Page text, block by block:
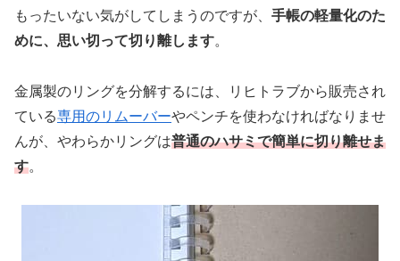
もったいない気がしてしまうのですが、 手帳の軽量化のた
めに、思い切って切り離します。
金属製のリングを分解するには、リヒトラブから販売され
ている専用のリムーバーやペンチを使わなければなりませ
んが、やわらかリングは普通のハサミで簡単に切り離せま
す。